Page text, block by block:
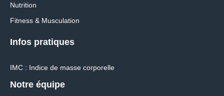
Nutrition
Fitness & Musculation
Infos pratiques
IMC : Indice de masse corporelle
Notre équipe